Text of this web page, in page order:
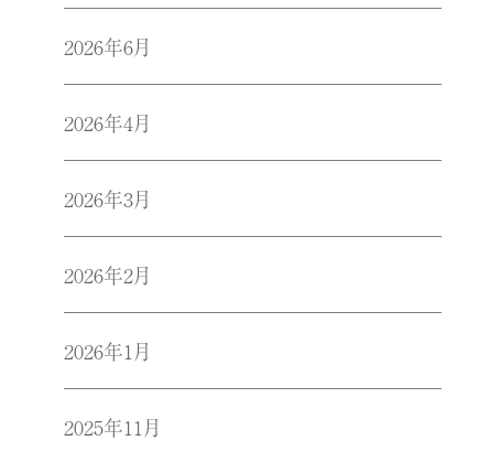
2026年6月
2026年4月
2026年3月
2026年2月
2026年1月
2025年11月